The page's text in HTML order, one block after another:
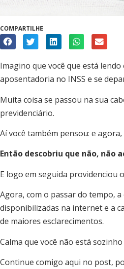
COMPARTILHE
Imagino que você que está
aposentadoria no INSS e se
Muita coisa se passou na sua
previdenciário.
Aí você também pensou: e agora,
Então descobriu que não, não
E logo em seguida providenciou
Agora, com o passar do tempo,
disponibilizadas na internet e a
de maiores esclarecimentos.
Calma que você não está sozinho
Continue comigo aqui no post,